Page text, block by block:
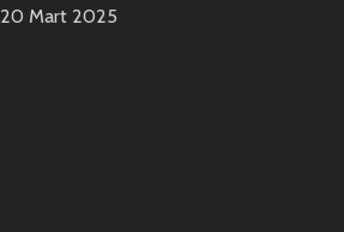
20 Mart 2025